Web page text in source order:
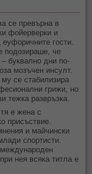
се превърна в
фойерверки и
гости.
подозираше, че
буквално дни по-
мозъчен инсулт.
се стабилизира
грижи, но
тежка развръзка.
е жена с
присъствие.
и майчински
спортисти.
нея всяка титла е